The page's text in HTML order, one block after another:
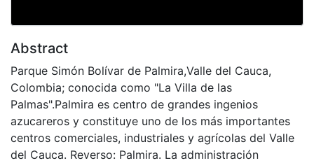
Abstract
Parque Simón Bolívar de Palmira,Valle del Cauca,
Colombia; conocida como "La Villa de las
Palmas".Palmira es centro de grandes ingenios
azucareros y constituye uno de los más importantes
centros comerciales, industriales y agrícolas del Valle
del Cauca. Reverso: Palmira. La administración